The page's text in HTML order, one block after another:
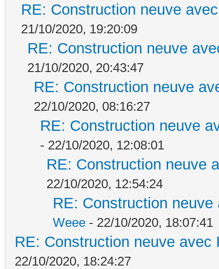
RE: Construction neuve
21/10/2020, 19:20:09
RE: Construction neuve
21/10/2020, 20:43:47
RE: Construction neuve
22/10/2020, 08:16:27
RE: Construction neuve
- 22/10/2020, 12:08:01
RE: Construction neuve
22/10/2020, 12:54:24
RE: Construction
Weee - 22/10/2020, 18:07:41
RE: Construction neuve avec
22/10/2020, 18:24:27